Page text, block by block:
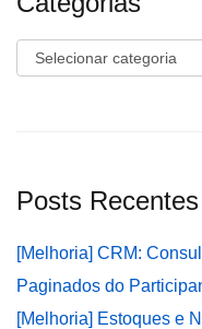
Categorias
Posts Recentes
[Melhoria] CRM:
Paginados do
[Melhoria] Estoques e